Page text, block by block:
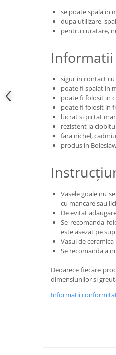
se poate spala in
dupa utilizare,
pentru curatare,
sigur in contact
poate fi spalat in
poate fi folosit in
poate fi folosit in
lucrat si pictat
rezistent la
fara nichel,
produs in
Vasele goale nu
cu mancare sau
De evitat
Se recomanda
este asezat pe
Vasul de
Se recomanda a
Deoarece fiecare
dimensiunilor si
Informatii